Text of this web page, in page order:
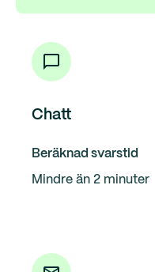
Chatt
Beräknad svarstid
Mindre än 2 minuter